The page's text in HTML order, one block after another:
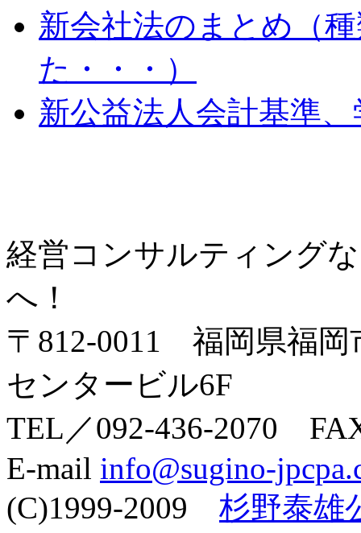
新会社法のまとめ（
た・・・）
新公益法人会計基準
経営コンサルティング
へ！
〒812-0011 福岡県福
センタービル6F
TEL／092-436-2070
E-mail info@sugino-
(C)1999-2009 杉野泰雄